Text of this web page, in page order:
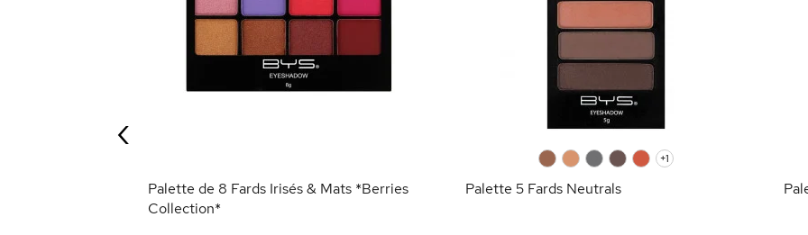
Palette de 8 Fards Irisés & Mats *Berries
Collection*
+1
Palette 5 Fards Neutrals
‹